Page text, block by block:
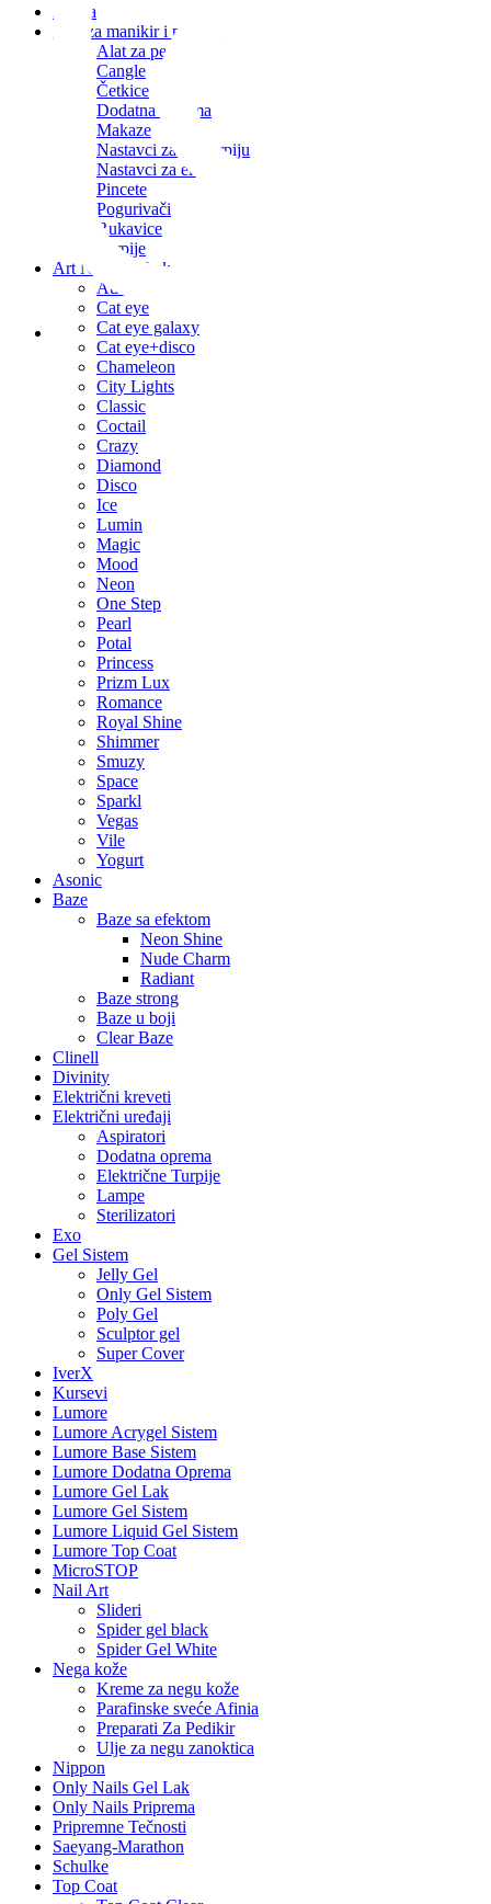
Afinia
Alat za manikir i pedikir
Alat za pedikir
Cangle
Četkice
Dodatna oprema
Makaze
Nastavci za El. turpiju
Nastavci za električnu turpiju
Pincete
Pogurivači
Rukavice
Turpije
Art Nail Gel Lak
Aurora
Cat eye
Cat eye galaxy
Cat eye+disco
Chameleon
City Lights
Classic
Coctail
Crazy
Diamond
Disco
Ice
Lumin
Magic
Mood
Neon
One Step
Pearl
Potal
Princess
Prizm Lux
Romance
Royal Shine
Shimmer
Smuzy
Space
Sparkl
Vegas
Vile
Yogurt
Asonic
Baze
Baze sa efektom
Neon Shine
Nude Charm
Radiant
Baze strong
Baze u boji
Clear Baze
Clinell
Divinity
Električni kreveti
Električni uređaji
Aspiratori
Dodatna oprema
Električne Turpije
Lampe
Sterilizatori
Exo
Gel Sistem
Jelly Gel
Only Gel Sistem
Poly Gel
Sculptor gel
Super Cover
IverX
Kursevi
Lumore
Lumore Acrygel Sistem
Lumore Base Sistem
Lumore Dodatna Oprema
Lumore Gel Lak
Lumore Gel Sistem
Lumore Liquid Gel Sistem
Lumore Top Coat
MicroSTOP
Nail Art
Slideri
Spider gel black
Spider Gel White
Nega kože
Kreme za negu kože
Parafinske sveće Afinia
Preparati Za Pedikir
Ulje za negu zanoktica
Nippon
Only Nails Gel Lak
Only Nails Priprema
Pripremne Tečnosti
Saeyang-Marathon
Schulke
Top Coat